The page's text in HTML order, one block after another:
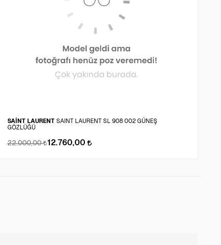
SAİNT LAURENT SAINT LAURENT SL 908 002 GÜNEŞ
GÖZLÜĞÜ
22.000,00 12.760,00